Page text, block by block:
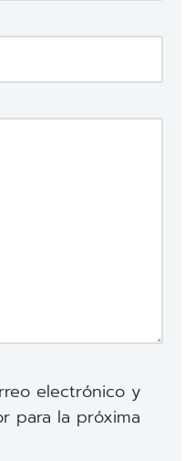
electrónico y
para la próxima